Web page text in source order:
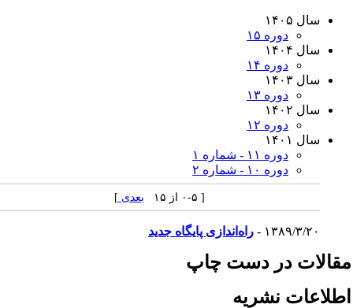
سال ۱۴۰۵
دوره ۱۵
سال ۱۴۰۴
دوره ۱۴
سال ۱۴۰۳
دوره ۱۳
سال ۱۴۰۲
دوره ۱۲
سال ۱۴۰۱
دوره ۱۱ - شماره ۱
دوره ۱۰ - شماره ۲
[ ۰-۵ از ۱۵ بعدی ]
۱۳۸۹/۳/۲۰ - راه‌اندازی پایگاه جدید
در دست چاپ
نشریه